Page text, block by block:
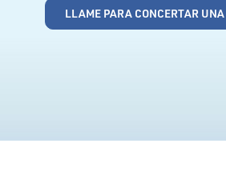
LLAME PARA CONCERTAR